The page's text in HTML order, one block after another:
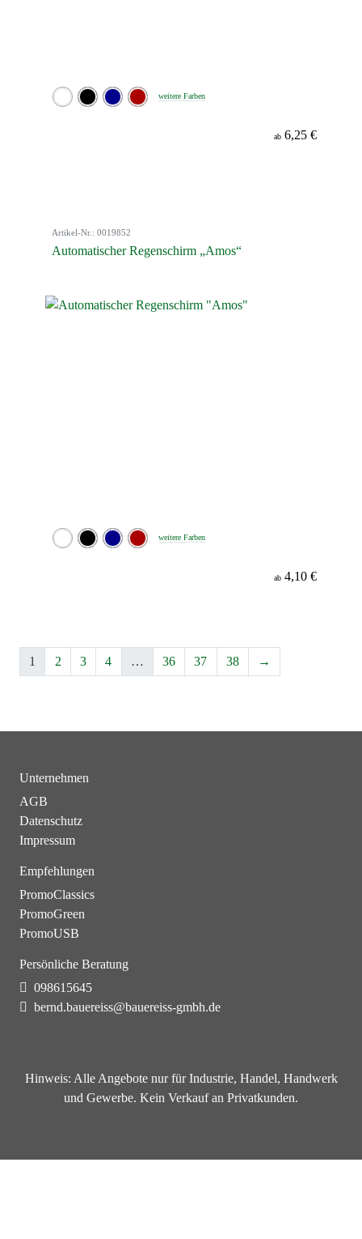
weitere Farben
ab 6,25 €
Artikel-Nr.: 0019852
Automatischer Regenschirm „Amos“
weitere Farben
ab 4,10 €
1 2 3 4 … 36 37 38 →
Unternehmen
AGB
Datenschutz
Impressum
Empfehlungen
PromoClassics
PromoGreen
PromoUSB
Persönliche Beratung
098615645
bernd.bauereiss@bauereiss-gmbh.de
Hinweis: Alle Angebote nur für Industrie, Handel, Handwerk
und Gewerbe. Kein Verkauf an Privatkunden.